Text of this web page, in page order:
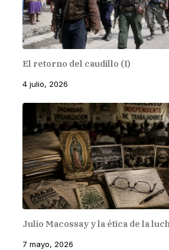
El retorno del caudillo (I)
4 julio, 2026
Julio Macossay y la ética de la
7 mayo, 2026